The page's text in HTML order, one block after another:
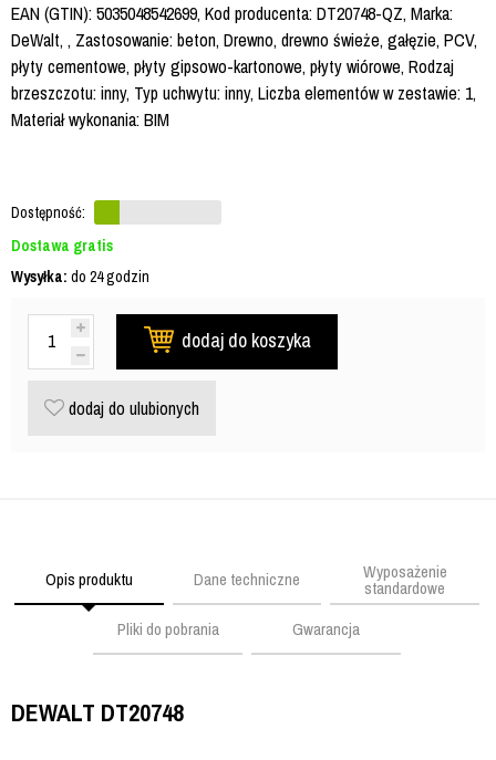
EAN (GTIN): 5035048542699, Kod producenta: DT20748-QZ, Marka:
DeWalt, , Zastosowanie: beton, Drewno, drewno świeże, gałęzie, PCV,
płyty cementowe, płyty gipsowo-kartonowe, płyty wiórowe, Rodzaj
brzeszczotu: inny, Typ uchwytu: inny, Liczba elementów w zestawie: 1,
Materiał wykonania: BIM
Dostępność:
Dostawa gratis
Wysyłka: do 24 godzin
dodaj do koszyka
dodaj do ulubionych
Opis produktu Dane techniczne Wyposażenie
standardowe
Pliki do pobrania
Gwarancja
DEWALT DT20748